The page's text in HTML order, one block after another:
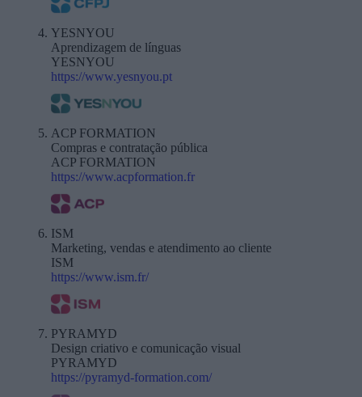
YESNYOU
Aprendizagem de línguas
YESNYOU
https://www.yesnyou.pt
ACP FORMATION
Compras e contratação pública
ACP FORMATION
https://www.acpformation.fr
ISM
Marketing, vendas e atendimento ao cliente
ISM
https://www.ism.fr/
PYRAMYD
Design criativo e comunicação visual
PYRAMYD
https://pyramyd-formation.com/